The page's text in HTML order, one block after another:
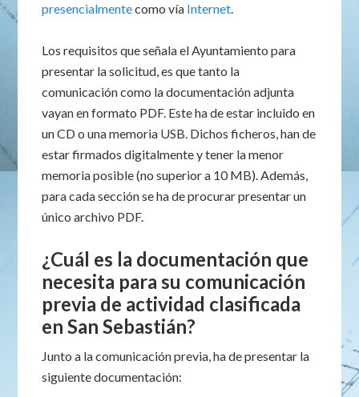
presencialmentecomo vía Internet.
Los requisitos que señala el Ayuntamiento para
presentar la solicitud, es que tanto la
comunicación como la documentación adjunta
vayan en formato PDF. Este ha de estar incluido en
un CD o una memoria USB. Dichos ficheros, han de
estar firmados digitalmente y tener la menor
memoria posible (no superior a 10 MB). Además,
para cada sección se ha de procurar presentar un
único archivo PDF.
¿Cuál es la documentación que
necesita para su comunicación
previa de actividad clasificada
en San Sebastián?
Junto a la comunicación previa, ha de presentar la
siguiente documentación: